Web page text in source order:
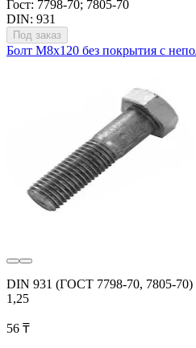
Гост: 7798-70; 7805-70
DIN: 931
Под заказ
Болт М8х120 без покрытия с
DIN 931 (ГОСТ 7798-70, 7805-
1,25
56 ₸